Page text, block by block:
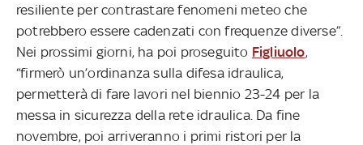
resiliente per contrastare fenomeni meteo che
potrebbero essere cadenzati con frequenze diverse”.
Nei prossimi giorni, ha poi proseguito Figliuolo,
“firmerò un’ordinanza sulla difesa idraulica,
permetterà di fare lavori nel biennio 23-24 per la
messa in sicurezza della rete idraulica. Da fine
novembre, poi arriveranno i primi ristori per la